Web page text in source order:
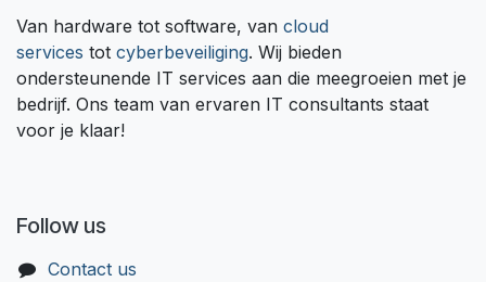
Van hardware tot software, van cloud
services tot cyberbeveiliging. Wij bieden
ondersteunende IT services aan die meegroeien met je
bedrijf. Ons team van ervaren IT consultants staat
voor je klaar!
Follow us
Contact us